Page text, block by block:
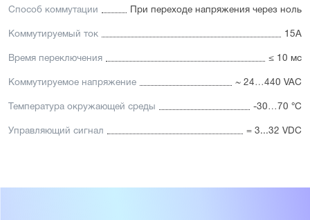
Способ коммутации При переходе напряжения через ноль
Коммутируемый ток 15А
Время переключения ≤ 10 мс
Коммутируемое напряжение ~ 24…440 VAC
Температура окружающей среды -30…70 °C
Управляющий сигнал = 3...32 VDC